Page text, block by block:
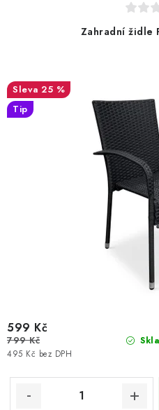
ů
t
ů
Zahradní židle
25 %
Tip
495 Kč bez DPH
599 Kč
799 Kč